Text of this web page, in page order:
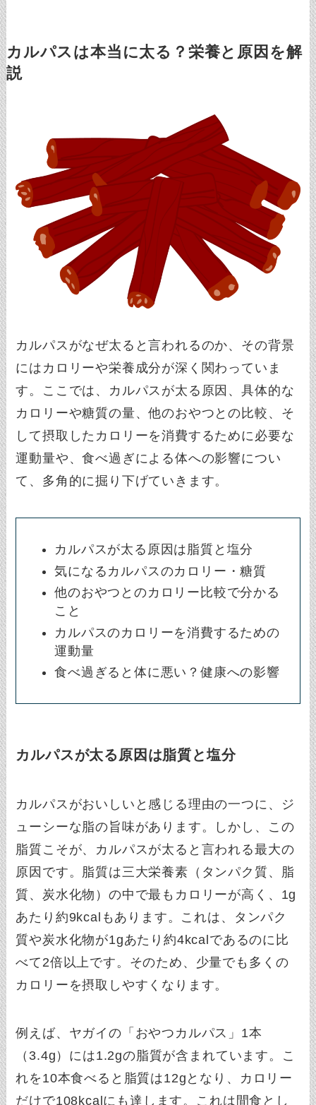
カルパスは本当に太る？栄養と原因を解
説
カルパスがなぜ太ると言われるのか、その背景
にはカロリーや栄養成分が深く関わっていま
す。ここでは、カルパスが太る原因、具体的な
カロリーや糖質の量、他のおやつとの比較、そ
して摂取したカロリーを消費するために必要な
運動量や、食べ過ぎによる体への影響につい
て、多角的に掘り下げていきます。
カルパスが太る原因は脂質と塩分
気になるカルパスのカロリー・糖質
他のおやつとのカロリー比較で分かる
こと
カルパスのカロリーを消費するための
運動量
食べ過ぎると体に悪い？健康への影響
カルパスが太る原因は脂質と塩分
カルパスがおいしいと感じる理由の一つに、ジ
ューシーな脂の旨味があります。しかし、この
脂質こそが、カルパスが太ると言われる最大の
原因です。脂質は三大栄養素（タンパク質、脂
質、炭水化物）の中で最もカロリーが高く、1g
あたり約9kcalもあります。これは、タンパク
質や炭水化物が1gあたり約4kcalであるのに比
べて2倍以上です。そのため、少量でも多くの
カロリーを摂取しやすくなります。
例えば、ヤガイの「おやつカルパス」1本
（3.4g）には1.2gの脂質が含まれています。こ
れを10本食べると脂質は12gとなり、カロリー
だけで108kcalにも達します。これは間食とし